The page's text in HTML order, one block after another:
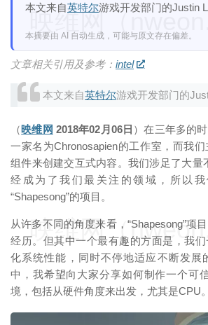
本文来自英特尔游戏开发部门的Justin
本摘要由 AI 自动生成，可能与原文存在偏差。
文章相关引用及参考： intel
本文来自英特尔游戏开发部门的
（映维网 2018年02月06日 ）在三年多的
一家名为Chronosapien的工作室，而我
组件来创建交互式内容。我们涉足了大量
经成为了我们最关注的领域，所以
“Shapesong”的项目。
从许多不同的角度来看，“Shapesong”项
经历。但其中一个最有趣的方面是，我
化系统性能，同时不停地适应不断发展
中，我希望向大家分享如何制作一个可
境，包括从硬件角度来出发，尤其是CPU。
映维网（
映维网（